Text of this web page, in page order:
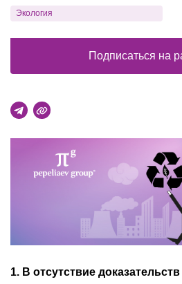
1. В отсутствие
Экология
Подписаться на